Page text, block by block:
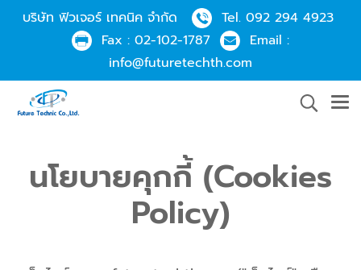
บริษัท ฟิวเจอร์ เทคนิค จำกัด Tel. 092 294 4923
Fax : 02-102-1787
Email :
info@futuretechth.com
นโยบายคุกกี้ (Cookies
Policy)